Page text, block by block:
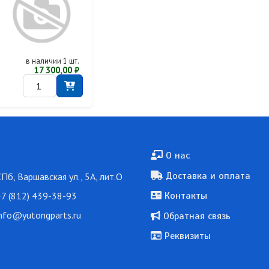
в наличии 1 шт.
17 300,00 ₽
Варшавская ул., 5А, лит.О
(812) 439-38-93
Подвал
О нас
Доставка и оплата
Контакты
Обратная связь
Реквизиты